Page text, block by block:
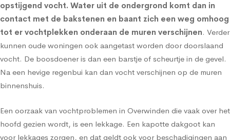
opstijgend vocht. Water uit de ondergrond komt dan in
contact met de bakstenen en baant zich een weg omhoog
tot er vochtplekken onderaan de muren verschijnen. Verder
kunnen oude woningen ook aangetast worden door doorslaand
vocht. De boosdoener is dan een barstje of scheurtje in de gevel.
Na een hevige regenbui kan dan vocht verschijnen op de muren
binnenshuis.
Een oorzaak van vochtproblemen in Overwinden die vaak over het
hoofd gezien wordt, is een lekkage. Een kapotte dakgoot kan
voor lekkages zorgen, en dat geldt ook voor beschadigingen aan